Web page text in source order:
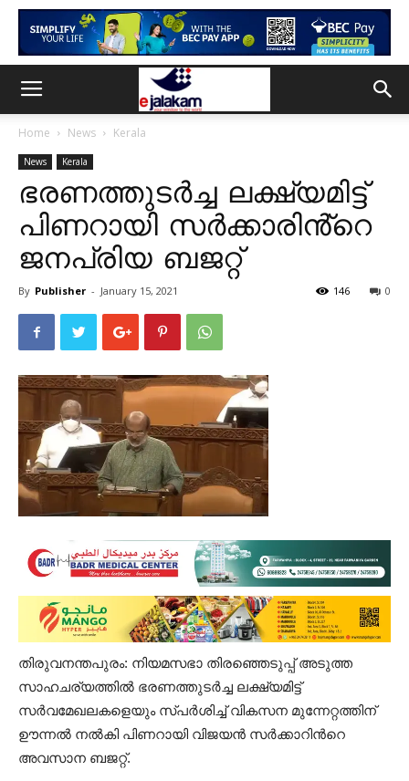
Home News Kerala
News Kerala
ഭരണത്തുടർച്ച ലക്ഷ്യമിട്ട്
പിണറായി സർക്കാരിൻ്റെ
ജനപ്രിയ ബജറ്റ്
By Publisher - January 15, 2021 0
146
തിരുവനന്തപുരം: നിയമസഭാ തിരഞ്ഞെടുപ്പ് അടുത്ത
സാഹചര്യത്തിൽ ഭരണത്തുടർച്ച ലക്ഷ്യമിട്ട്
സർവമേഖലകളെയും സ്പർശിച്ച് വികസന മുന്നേറ്റത്തിന്
ഊന്നല്‍ നല്‍കി പിണറായി വിജയന്‍ സര്‍ക്കാറിന്‍റെ
അവസാന ബജറ്റ്.